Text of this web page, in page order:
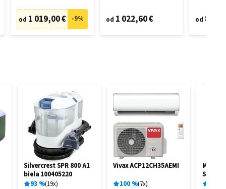
od 1 019,00 € -9% od 1 022,60 € od
Silvercrest SPR 800 A1
biela 100405220
93 % 19x
Vivax ACP12CH35AEMI
100 % 7x
STAR